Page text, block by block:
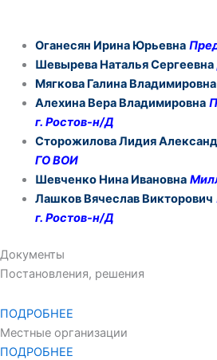
Оганесян Ирина Юрьевна
Шевырева Наталья Сергеевна
Мягкова Галина Владимировна
Алехина Вера Владимировна
г. Ростов-н/Д
Сторожилова Лидия
ГО ВОИ
Шевченко Нина Ивановна
Лашков Вячеслав Викторович
г. Ростов-н/Д
Документы
Постановления, решения
ПОДРОБНЕЕ
Местные организации
ПОДРОБНЕЕ